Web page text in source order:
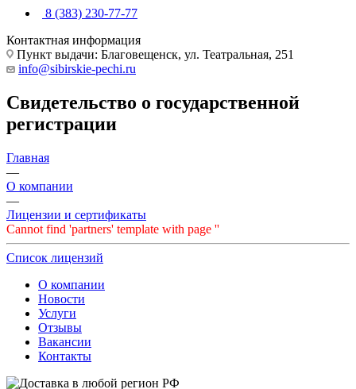
8 (383) 230-77-77
Контактная информация
Пункт выдачи: Благовещенск, ул. Театральная, 251
info@sibirskie-pechi.ru
Свидетельство о государственной
регистрации
Главная
—
О компании
—
Лицензии и сертификаты
Cannot find 'partners' template with page ''
Список лицензий
О компании
Новости
Услуги
Отзывы
Вакансии
Контакты